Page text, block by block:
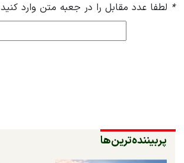
* لطفا عدد مقابل را در جعبه متن وارد کنید
پربیننده‌ترین‌ها